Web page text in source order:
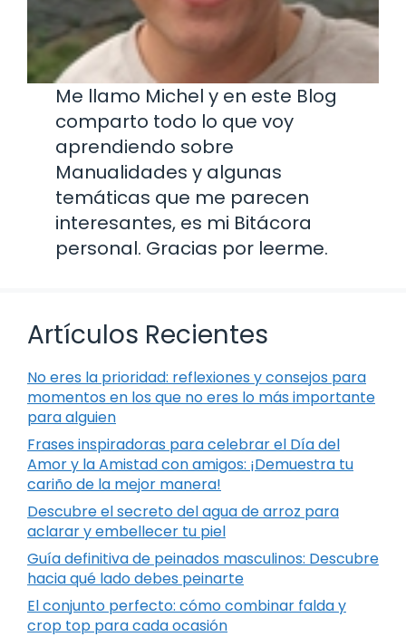
Me llamo Michel y en este Blog
comparto todo lo que voy
aprendiendo sobre
Manualidades y algunas
temáticas que me parecen
interesantes, es mi Bitácora
personal. Gracias por leerme.
Artículos Recientes
No eres la prioridad: reflexiones y consejos para
momentos en los que no eres lo más importante
para alguien
Frases inspiradoras para celebrar el Día del
Amor y la Amistad con amigos: ¡Demuestra tu
cariño de la mejor manera!
Descubre el secreto del agua de arroz para
aclarar y embellecer tu piel
Guía definitiva de peinados masculinos: Descubre
hacia qué lado debes peinarte
El conjunto perfecto: cómo combinar falda y
crop top para cada ocasión